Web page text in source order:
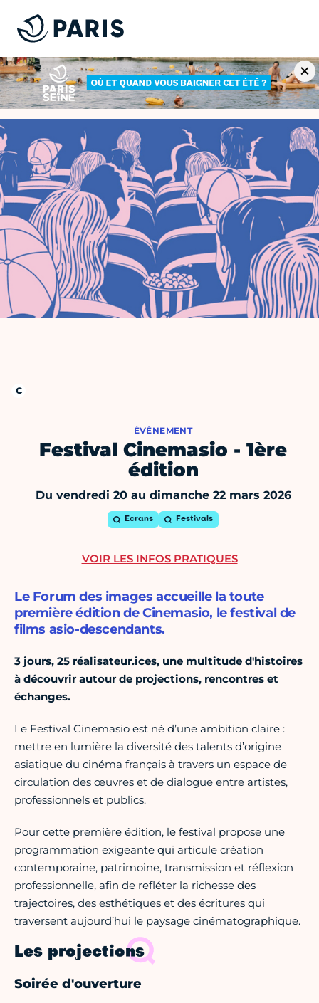
ÉVÈNEMENT
Festival Cinemasio - 1ère
édition
Du vendredi 20 au dimanche 22 mars 2026
Ecrans Festivals
Le Forum des images accueille la toute
première édition de Cinemasio, le festival de
films asio-descendants.
3 jours, 25 réalisateur.ices, une multitude d'histoires
à découvrir autour de projections, rencontres et
échanges.
Le Festival Cinemasio est né d’une ambition claire :
mettre en lumière la diversité des talents d’origine
asiatique du cinéma français à travers un espace de
circulation des œuvres et de dialogue entre artistes,
professionnels et publics.
Pour cette première édition, le festival propose une
programmation exigeante qui articule création
contemporaine, patrimoine, transmission et réflexion
professionnelle, afin de refléter la richesse des
trajectoires, des esthétiques et des écritures qui
traversent aujourd’hui le paysage cinématographique.
Les projections
Soirée d'ouverture
VOIR LES INFOS PRATIQUES